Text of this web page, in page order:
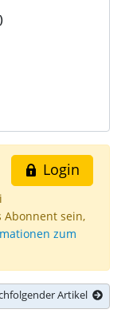
Login
Abonnent sein,
zum
Artikel